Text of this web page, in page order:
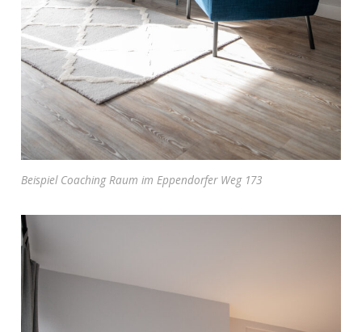
Beispiel Coaching Raum im Eppendorfer Weg 173